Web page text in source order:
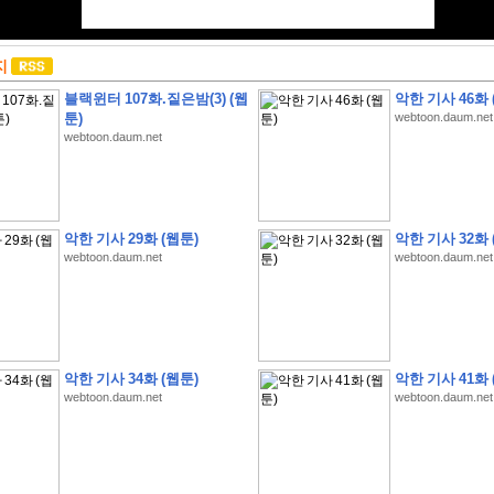
블랙윈터 107화.짙은밤(3) (웹
툰)
webtoon.daum.net
악한 기사 46화
webtoon.daum.net
악한 기사 29화 (웹툰)
webtoon.daum.net
악한 기사 32화
webtoon.daum.net
악한 기사 34화 (웹툰)
webtoon.daum.net
악한 기사 41화
webtoon.daum.net